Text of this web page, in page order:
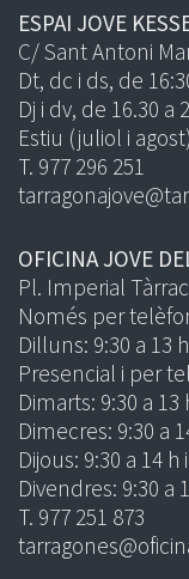
ESPAI JOVE
C/ Sant Antoni
Dt, dc i ds, de
Dj i dv, de 16.30 a
Estiu (juliol i
T. 977 296 251
OFICINA JOVE
Pl. Imperial
Només per
Dilluns: 9:30 a 13 h
Presencial i per
Dimarts: 9:30 a 13
Dimecres: 9:30 a
Dijous: 9:30 a 14 h
Divendres: 9:30 a
T. 977 251 873